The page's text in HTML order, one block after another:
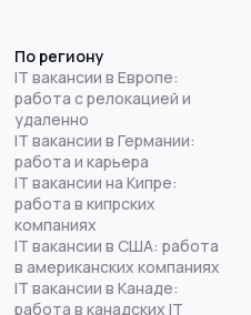
По региону
IT вакансии в Европе:
работа с релокацией и
удаленно
IT вакансии в Германии:
работа и карьера
IT вакансии на Кипре:
работа в кипрских
компаниях
IT вакансии в США: работа
в американских компаниях
IT вакансии в Канаде:
работа в канадских IT